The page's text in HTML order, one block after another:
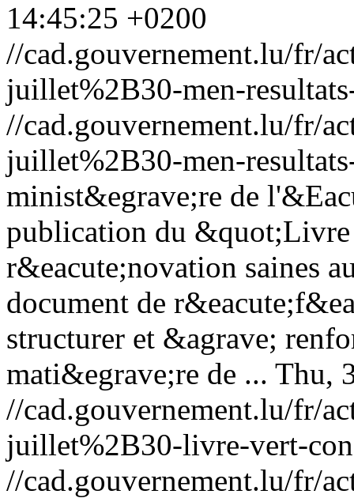
14:45:25 +0200
//cad.gouvernement.lu/fr/
juillet%2B30-men-
//cad.gouvernement.lu/fr/
juillet%2B30-men-
minist&egrave;re de
publication du &quot;Livre
r&eacute;novation saines
document de
structurer et &agrave;
mati&egrave;re de ... Thu,
//cad.gouvernement.lu/fr/
juillet%2B30-livre-vert-
//cad.gouvernement.lu/fr/